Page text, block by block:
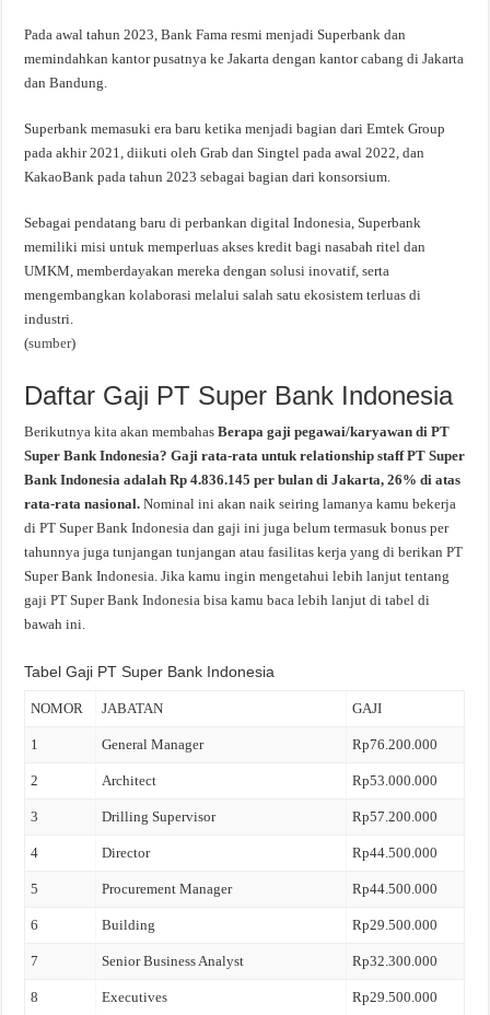
Pada awal tahun 2023, Bank Fama resmi menjadi Superbank dan
memindahkan kantor pusatnya ke Jakarta dengan kantor cabang di Jakarta
dan Bandung.
Superbank memasuki era baru ketika menjadi bagian dari Emtek Group
pada akhir 2021, diikuti oleh Grab dan Singtel pada awal 2022, dan
KakaoBank pada tahun 2023 sebagai bagian dari konsorsium.
Sebagai pendatang baru di perbankan digital Indonesia, Superbank
memiliki misi untuk memperluas akses kredit bagi nasabah ritel dan
UMKM, memberdayakan mereka dengan solusi inovatif, serta
mengembangkan kolaborasi melalui salah satu ekosistem terluas di
industri.
(sumber)
Daftar Gaji PT Super Bank Indonesia
Berikutnya kita akan membahasBerapa gaji pegawai/karyawan di PT
Super Bank Indonesia? Gaji rata-rata untuk relationship staff PT Super
Bank Indonesia adalah Rp 4.836.145 per bulan di Jakarta, 26% di atas
rata-rata nasional.Nominal ini akan naik seiring lamanya kamu bekerja
di PT Super Bank Indonesia dan gaji ini juga belum termasuk bonus per
tahunnya juga tunjangan tunjangan atau fasilitas kerja yang di berikan PT
Super Bank Indonesia. Jika kamu ingin mengetahui lebih lanjut tentang
gaji PT Super Bank Indonesia bisa kamu baca lebih lanjut di tabel di
bawah ini.
Tabel Gaji PT Super Bank Indonesia
NOMOR JABATAN GAJI
1 General Manager Rp76.200.000
2 Architect Rp53.000.000
3 Drilling Supervisor Rp57.200.000
4 Director Rp44.500.000
5 Procurement Manager Rp44.500.000
6 Building Rp29.500.000
7 Senior Business Analyst Rp32.300.000
8 Executives Rp29.500.000